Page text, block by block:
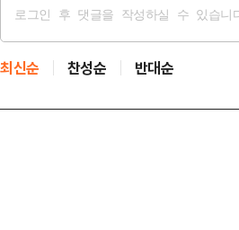
최신순 찬성순 반대순